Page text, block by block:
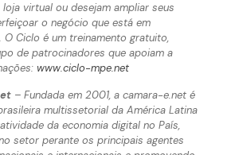
virtual ou desejam ampliar seus
o negócio que está em
Ciclo é um treinamento gratuito,
de patrocinadores que apoiam a
www.ciclo-mpe.net
– Fundada em 2001, a camara-e.net é
multissetorial da América Latina
da economia digital no País,
setor perante os principais agentes